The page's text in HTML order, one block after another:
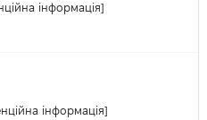
інформація]
інформація]